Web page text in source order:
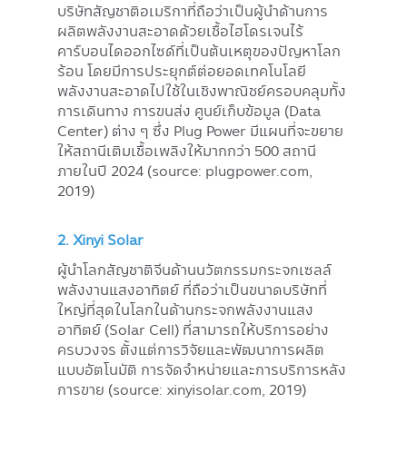
บริษัทสัญชาติอเมริกาที่ถือว่าเป็นผู้นำด้านการ
ผลิตพลังงานสะอาดด้วยเชื้อไฮโดรเจนไร้
คาร์บอนไดออกไซด์ที่เป็นต้นเหตุของปัญหาโลก
ร้อน โดยมีการประยุกต์ต่อยอดเทคโนโลยี
พลังงานสะอาดไปใช้ในเชิงพาณิชย์ครอบคลุมทั้ง
การเดินทาง การขนส่ง ศูนย์เก็บข้อมูล (Data
Center) ต่าง ๆ ซึ่ง Plug Power มีแผนที่จะขยาย
ให้สถานีเติมเชื้อเพลิงให้มากกว่า 500 สถานี
ภายในปี 2024 (source: plugpower.com,
2019)
2. Xinyi Solar
ผู้นำโลกสัญชาติจีนด้านนวัตกรรมกระจกเซลล์
พลังงานแสงอาทิตย์ ที่ถือว่าเป็นขนาดบริษัทที่
ใหญ่ที่สุดในโลกในด้านกระจกพลังงานแสง
อาทิตย์ (Solar Cell) ที่สามารถให้บริการอย่าง
ครบวงจร ตั้งแต่การวิจัยและพัฒนาการผลิต
แบบอัตโนมัติ การจัดจำหน่ายและการบริการหลัง
การขาย (source: xinyisolar.com, 2019)